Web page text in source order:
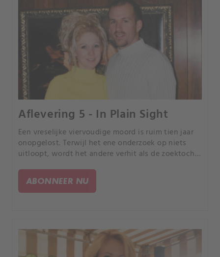
Aflevering 5 - In Plain Sight
Een vreselijke viervoudige moord is ruim tien jaar
onopgelost. Terwijl het ene onderzoek op niets
uitloopt, wordt het andere verhit als de zoektocht
ontrafelen van de geheimen van een
seriemoordenaar.
ABONNEER NU